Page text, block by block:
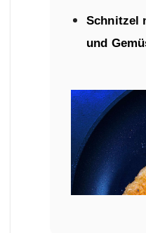
Schnitzel
und